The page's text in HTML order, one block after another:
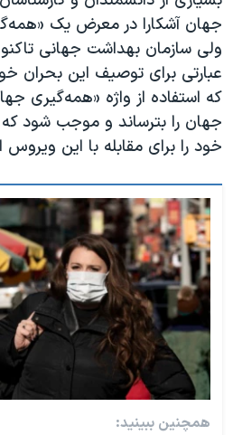
جهان آشکارا در معرض یک
ولی سازمان بهداشت جهانی
عبارتی برای توصیف این بحران
که استفاده از واژه «همه‌گیری
جهان را بترساند و موجب شود که
خود را برای مقابله با این
همچنین ببینید: